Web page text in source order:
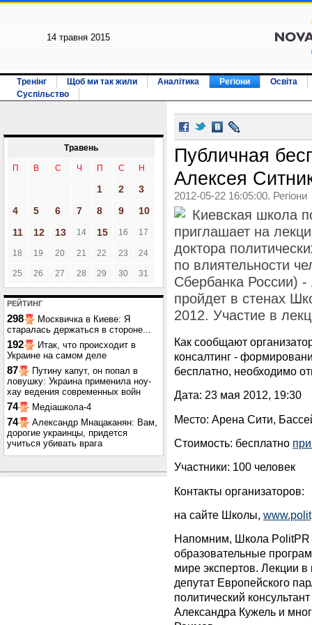
14 травня 2015
Тренінг Щоб ми так жили Аналітика Регіони
Освіта
Суспільство
Травень
П В С Ч П С Н
1 2
3
4
5 6 7 8 9
10
11
12 13 14 15 16 17
18 19 20 21 22 23 24
25 26 27 28 29 30 31
РЕЙТИНГ
298
Москвичка в Киеве: Я
старалась держаться в стороне...
192
Итак, что происходит в
Украине на самом деле
87
Путину капут, он попал в
ловушку: Украина применила ноу-
хау ведения современных войн
74 Медіашкола-4
74
Александр Мнацаканян: Вам,
дорогие украинцы, придется
учиться убивать врага
Публичная
Алексея
2012-05-22 16:05:00. Регіони
Киевская школа
приглашает на
доктора
по влиятельности
Сбербанка России)
пройдет в стенах
2012. Участие в
Как сообщают
консалтинг -
бесплатно, необходимо
Дата: 23 мая 2012, 19:30
Место: Арена Сити,
Стоимость: бесплатно
Участники: 100 человек
Контакты организаторов:
на сайте Школы,
Напомним, Школа PolitPR
образовательные
мире экспертов. Лекции
депутат Европейского
политический
Александра Кужель и